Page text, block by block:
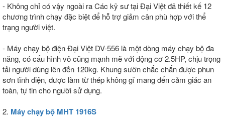
- Không chỉ có vậy ngoài ra Các kỹ sư tại Đại Việt đã thiết kế 12
chương trình chạy đặc biệt để hỗ trợ giảm cân phù hợp với thể
trạng người việt.
- Máy chạy bộ điện Đại Việt DV-556 là một dòng máy chạy bộ đa
năng, có cấu hình vô cũng mạnh mẽ với động cơ 2.5HP, chịu trọng
tải người dùng lên đến 120kg. Khung sườn chắc chắn được phun
sơn tĩnh điện, được làm từ thép không gỉ mang đến cảm giác an
toàn, tự tin cho người sử dụng.
2. Máy chạy bộ MHT 1916S